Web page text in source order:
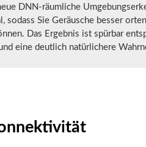
DNN-räumliche
sodass Sie Geräusche besser
Das Ergebnis ist spürbar
eine deutlich natürlichere